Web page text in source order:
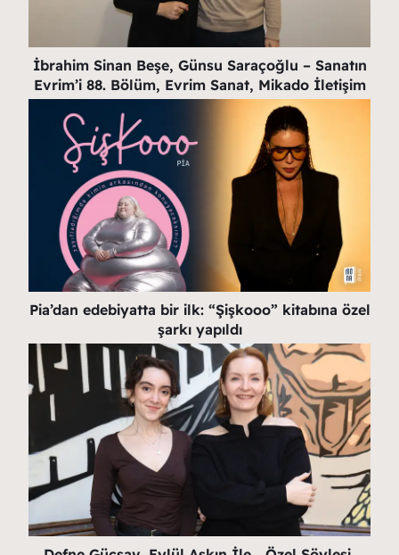
İbrahim Sinan Beşe, Günsu Saraçoğlu – Sanatın
Evrim’i 88. Bölüm, Evrim Sanat, Mikado İletişim
Pia’dan edebiyatta bir ilk: “Şişkooo” kitabına özel
şarkı yapıldı